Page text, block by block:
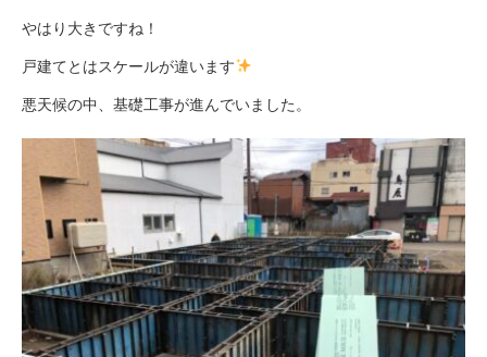
やはり大きですね！
戸建てとはスケールが違います
悪天候の中、基礎工事が進んでいました。